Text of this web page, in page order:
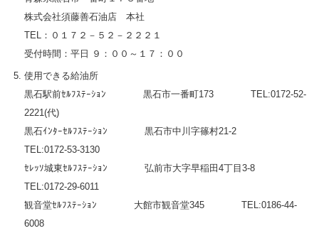
株式会社須藤善石油店 本社
TEL：０１７２－５２－２２２１
受付時間：平日 ９：００～１７：００
使用できる給油所
黒石駅前ｾﾙﾌｽﾃｰｼｮﾝ 黒石市一番町173 TEL:0172-52-
2221(代)
黒石ｲﾝﾀｰｾﾙﾌｽﾃｰｼｮﾝ 黒石市中川字篠村21-2
TEL:0172-53-3130
ｾﾚｯｿ城東ｾﾙﾌｽﾃｰｼｮﾝ 弘前市大字早稲田4丁目3-8
TEL:0172-29-6011
観音堂ｾﾙﾌｽﾃｰｼｮﾝ 大館市観音堂345 TEL:0186-44-
6008